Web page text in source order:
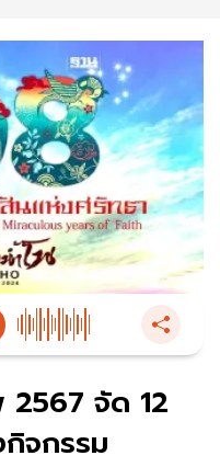
2567 จัด 12
จกรรม